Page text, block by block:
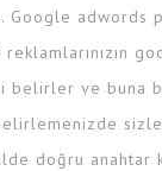
Google adwords
ve buna
doğru anahtar